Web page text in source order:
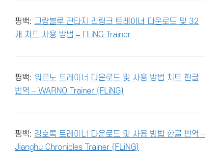
핑백: 그랑블루 판타지 리링크 트레이너 다운로드 및 32
개 치트 사용 방법 – FLiNG Trainer
핑백: 워르노 트레이너 다운로드 및 사용 방법 치트 한글
번역 – WARNO Trainer (FLiNG)
핑백: 강호록 트레이너 다운로드 및 사용 방법 한글 번역 –
Jianghu Chronicles Trainer (FLiNG)